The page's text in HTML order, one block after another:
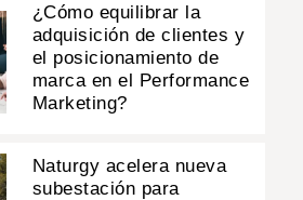
¿Cómo equilibrar la
adquisición de clientes y
el posicionamiento de
marca en el Performance
Marketing?
Naturgy acelera nueva
subestación para